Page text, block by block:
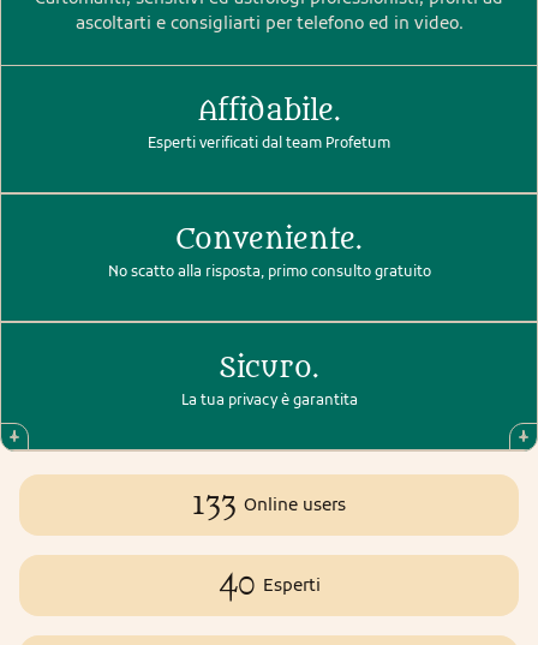
ascoltarti e consigliarti per telefono ed in video.
Affidabile.
Esperti verificati dal team Profetum
Conveniente.
No scatto alla risposta, primo consulto gratuito
Sicuro.
La tua privacy è garantita
133 Online users
40 Esperti